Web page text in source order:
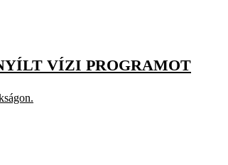
VÍZI PROGRAMOT